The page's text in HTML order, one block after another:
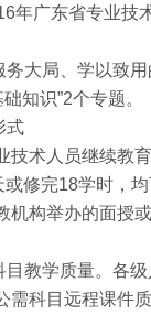
年广东省专业技
大局、学以致用
知识”2个专题。
式
技术人员继续教
修完18学时，
机构举办的面授
目教学质量。各
需科目远程课件